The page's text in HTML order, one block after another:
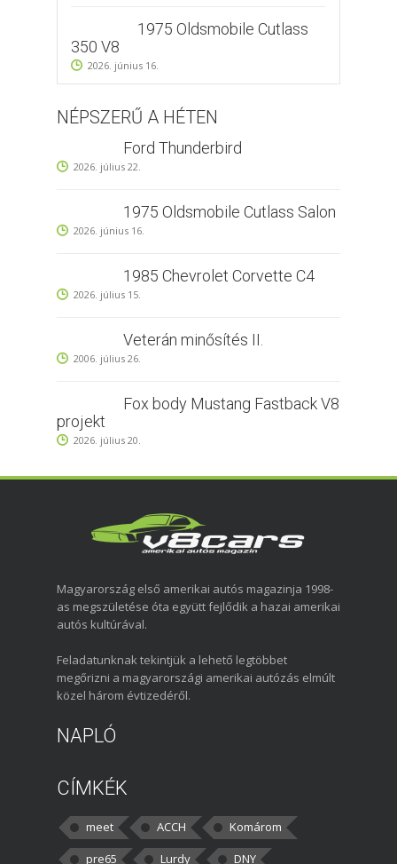
1975 Oldsmobile Cutlass
350 V8
2026. június 16.
NÉPSZERŰ A HÉTEN
Ford Thunderbird
2026. július 22.
1975 Oldsmobile Cutlass Salon
2026. június 16.
1985 Chevrolet Corvette C4
2026. július 15.
Veterán minősítés II.
2006. július 26.
Fox body Mustang Fastback V8
projekt
2026. július 20.
Magyarország első amerikai autós magazinja 1998-
as megszületése óta együtt fejlődik a hazai amerikai
autós kultúrával.
Feladatunknak tekintjük a lehető legtöbbet
megőrizni a magyarországi amerikai autózás elmúlt
közel három évtizedéről.
NAPLÓ
CÍMKÉK
meet ACCH
Komárom
pre65
Lurdy DNY